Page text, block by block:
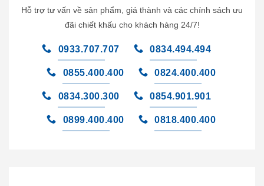
Hỗ trợ tư vấn về sản phẩm, giá thành và các chính sách ưu
đãi chiết khấu cho khách hàng 24/7!
0933.707.707 0834.494.494
0855.400.400 0824.400.400
0834.300.300 0854.901.901
0899.400.400 0818.400.400